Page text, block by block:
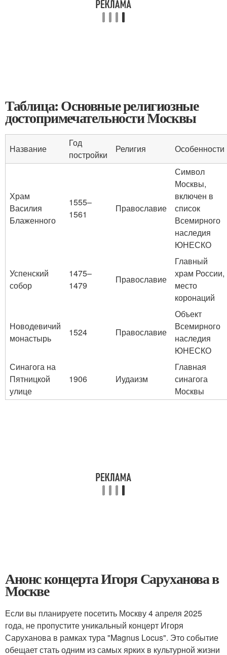
Таблица: Основные религиозные
достопримечательности Москвы
Название
Год
постройки
Религия Особенности
Храм
Василия
Блаженного
1555–
1561
Православие
Символ
Москвы,
включен в
список
Всемирного
наследия
ЮНЕСКО
Успенский
собор
1475–
1479
Православие
Главный
храм России,
место
коронаций
Новодевичий
монастырь
1524 Православие
Объект
Всемирного
наследия
ЮНЕСКО
Синагога на
Пятницкой
улице
1906 Иудаизм
Главная
синагога
Москвы
Анонс концерта Игоря Саруханова в
Москве
Если вы планируете посетить Москву 4 апреля 2025
года, не пропустите уникальный концерт Игоря
Саруханова в рамках тура "Magnus Locus". Это событие
обещает стать одним из самых ярких в культурной жизни